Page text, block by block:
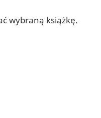
wybraną książkę.